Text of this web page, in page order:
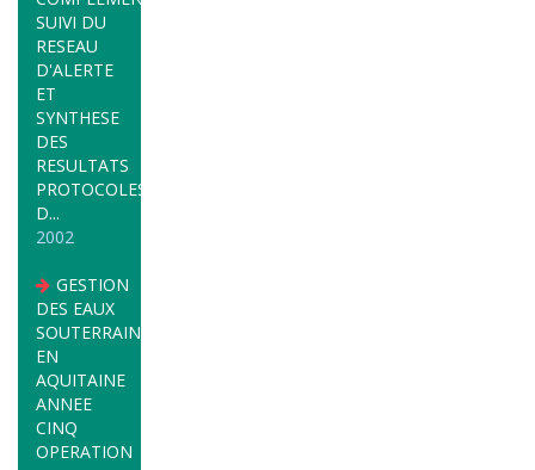
SUIVI DU
RESEAU
D'ALERTE
ET
SYNTHESE
DES
RESULTATS
PROTOCOLES
D...
2002
GESTION
DES EAUX
SOUTERRAINES
EN
AQUITAINE
ANNEE
CINQ
OPERATION